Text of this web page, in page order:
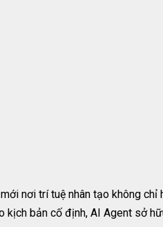
nơi trí tuệ nhân tạo không
bản cố định, AI Agent sở